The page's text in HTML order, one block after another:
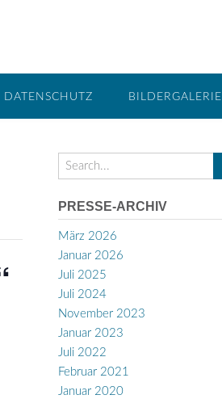
DATENSCHUTZ BILDERGALERIE
PRESSE-ARCHIV
März 2026
Januar 2026
Juli 2025
Juli 2024
November 2023
Januar 2023
Juli 2022
Februar 2021
Januar 2020